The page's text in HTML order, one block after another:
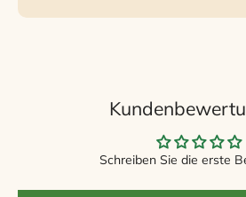
Schreiben Sie die erste